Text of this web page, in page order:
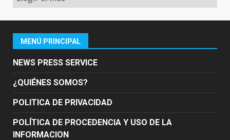
MENÚ PRINCIPAL
NEWS PRESS SERVICE
¿QUIÉNES SOMOS?
POLITICA DE PRIVACIDAD
POLÍTICA DE PROCEDENCIA Y USO DE LA
INFORMACION